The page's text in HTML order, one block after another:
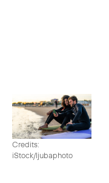
Credits:
iStock/ljubaphoto